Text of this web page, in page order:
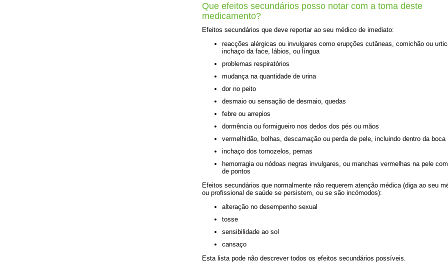
Que efeitos secundários posso notar com a toma deste
medicamento?
Efeitos secundários que deve reportar ao seu médico de imediato:
reacções alérgicas ou invulgares como erupções cutâneas, comichão ou
inchaço da face, lábios, ou língua
problemas respiratórios
mudança na quantidade de urina
dor no peito
desmaio ou sensação de desmaio, quedas
febre ou arrepios
dormência ou formigueiro nos dedos dos pés ou mãos
vermelhidão, bolhas, descamação ou perda de pele, incluindo dentro da boca
inchaço dos tornozelos, pernas
hemorragia ou nódoas negras invulgares, ou manchas vermelhas na pele
de pontos
Efeitos secundários que normalmente não requerem atenção médica (diga ao seu
ou profissional de saúde se persistem, ou se são incómodos):
alteração no desempenho sexual
tosse
sensibilidade ao sol
cansaço
Esta lista pode não descrever todos os efeitos secundários possíveis.